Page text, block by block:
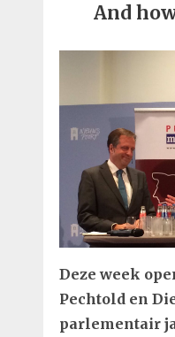
And
Deze week
Pechtold en
parlementair